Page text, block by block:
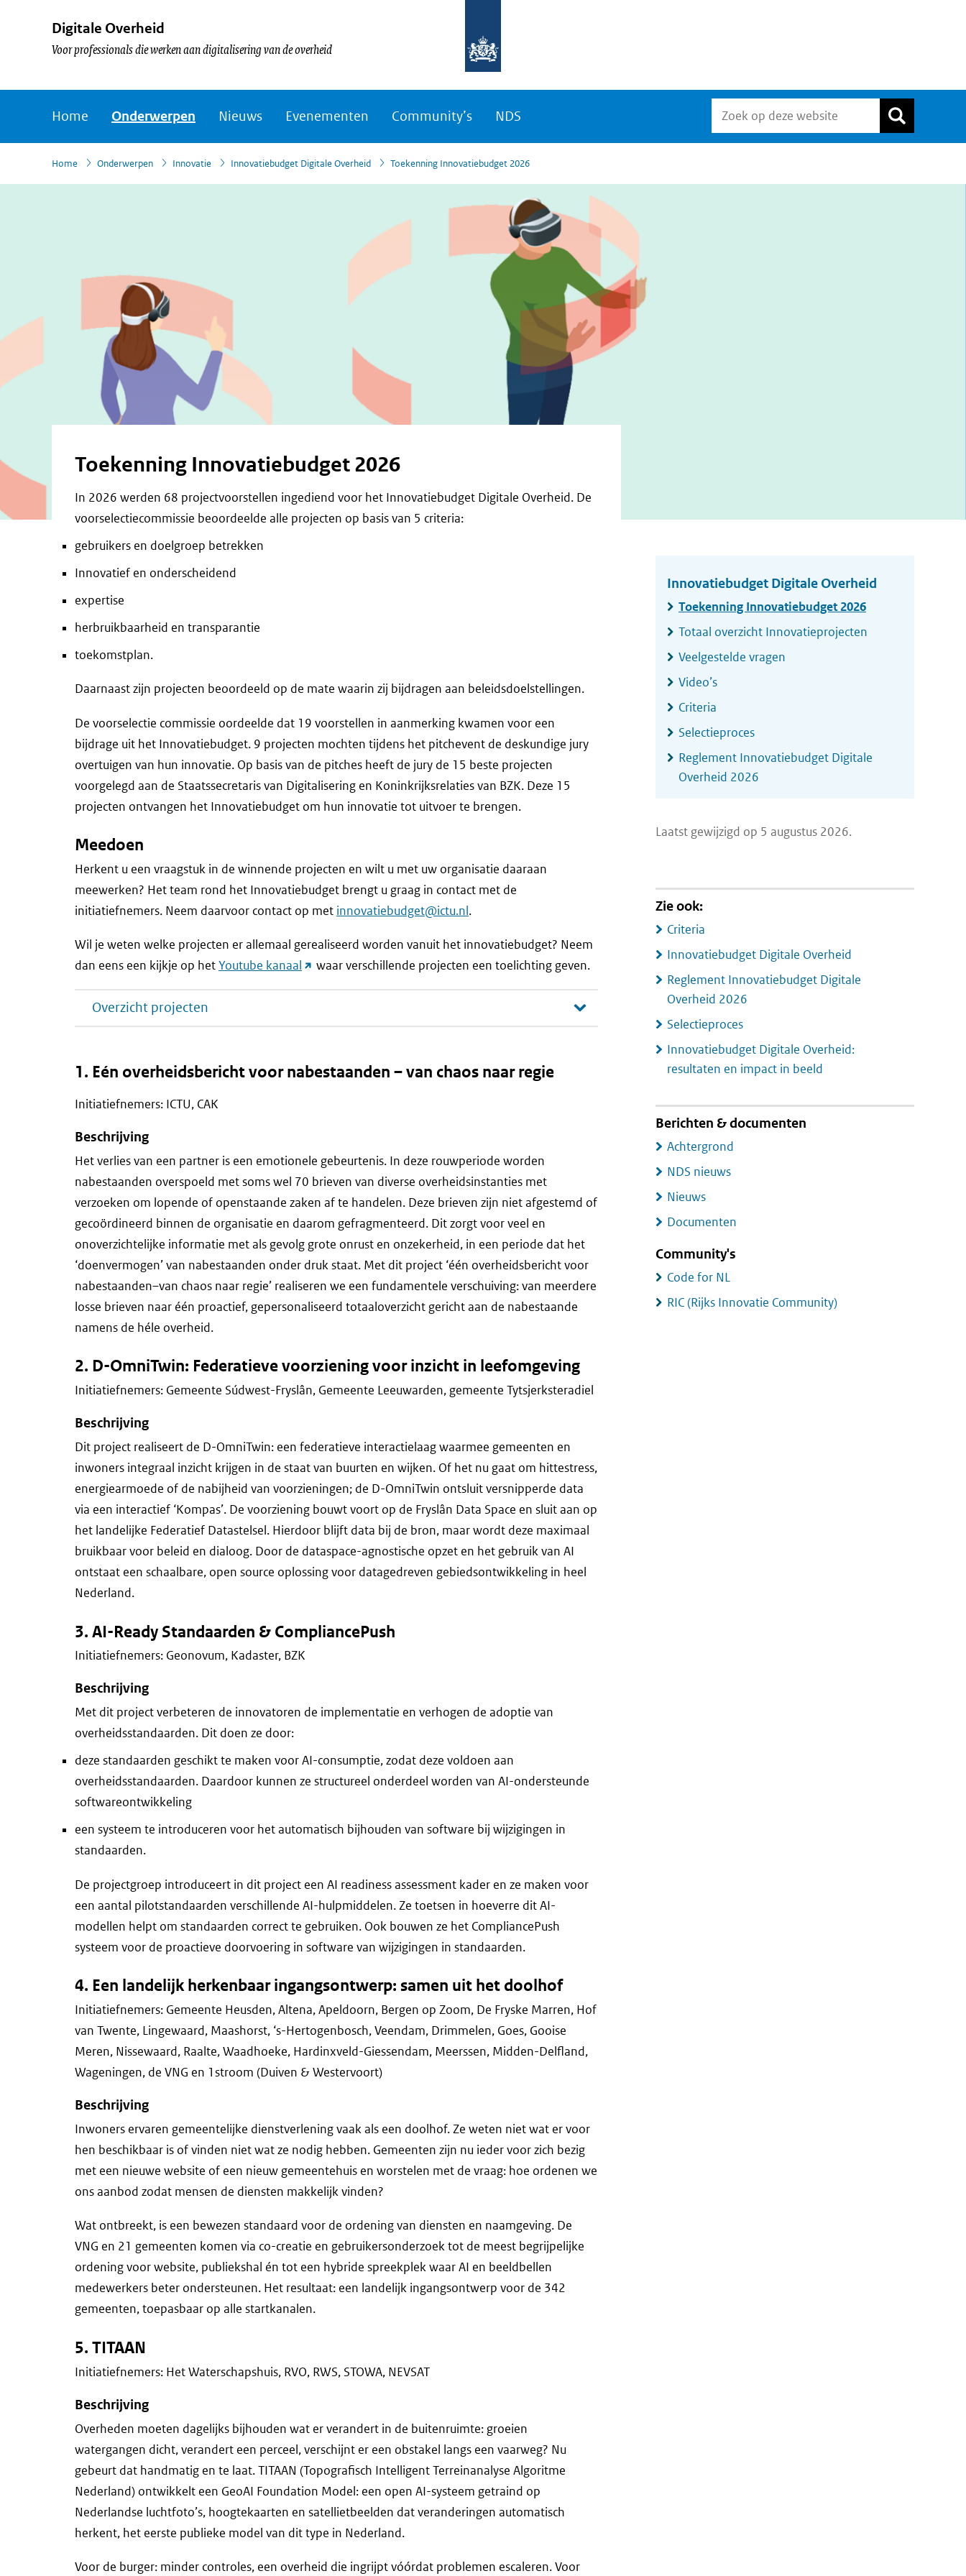
Digitale Overheid
Voor professionals die werken aan digitalisering van de overheid
Home Onderwerpen Nieuws Evenementen Community’s NDS
Home
› Onderwerpen
› Innovatie
› Innovatiebudget Digitale Overheid
› Toekenning Innovatiebudget 2026
Toekenning Innovatiebudget 2026
In 2026 werden 68 projectvoorstellen ingediend voor het Innovatiebudget Digitale Overheid. De
voorselectiecommissie beoordeelde alle projecten op basis van 5 criteria:
gebruikers en doelgroep betrekken
Innovatief en onderscheidend
expertise
herbruikbaarheid en transparantie
toekomstplan.
Daarnaast zijn projecten beoordeeld op de mate waarin zij bijdragen aan beleidsdoelstellingen.
De voorselectie commissie oordeelde dat 19 voorstellen in aanmerking kwamen voor een
bijdrage uit het Innovatiebudget. 9 projecten mochten tijdens het pitchevent de deskundige jury
overtuigen van hun innovatie. Op basis van de pitches heeft de jury de 15 beste projecten
voorgelegd aan de Staatssecretaris van Digitalisering en Koninkrijksrelaties van BZK. Deze 15
projecten ontvangen het Innovatiebudget om hun innovatie tot uitvoer te brengen.
Meedoen
Herkent u een vraagstuk in de winnende projecten en wilt u met uw organisatie daaraan
meewerken? Het team rond het Innovatiebudget brengt u graag in contact met de
initiatiefnemers. Neem daarvoor contact op met innovatiebudget@ictu.nl.
Wil je weten welke projecten er allemaal gerealiseerd worden vanuit het innovatiebudget? Neem
dan eens een kijkje op hetYoutube kanaal (link
naar
website)
waar verschillende projecten een toelichting geven.
Overzicht projecten
1. Eén overheidsbericht voor nabestaanden – van chaos naar regie
Initiatiefnemers: ICTU, CAK
Beschrijving
Het verlies van een partner is een emotionele gebeurtenis. In deze rouwperiode worden
nabestaanden overspoeld met soms wel 70 brieven van diverse overheidsinstanties met
verzoeken om lopende of openstaande zaken af te handelen. Deze brieven zijn niet afgestemd of
gecoördineerd binnen de organisatie en daarom gefragmenteerd. Dit zorgt voor veel en
onoverzichtelijke informatie met als gevolg grote onrust en onzekerheid, in een periode dat het
‘doenvermogen’ van nabestaanden onder druk staat. Met dit project ‘één overheidsbericht voor
nabestaanden–van chaos naar regie’ realiseren we een fundamentele verschuiving: van meerdere
losse brieven naar één proactief, gepersonaliseerd totaaloverzicht gericht aan de nabestaande
namens de héle overheid.
2. D-OmniTwin: Federatieve voorziening voor inzicht in leefomgeving
Initiatiefnemers: Gemeente Súdwest-Fryslân, Gemeente Leeuwarden, gemeente Tytsjerksteradiel
Beschrijving
Dit project realiseert de D-OmniTwin: een federatieve interactielaag waarmee gemeenten en
inwoners integraal inzicht krijgen in de staat van buurten en wijken. Of het nu gaat om hittestress,
energiearmoede of de nabijheid van voorzieningen; de D-OmniTwin ontsluit versnipperde data
via een interactief ‘Kompas’. De voorziening bouwt voort op de Fryslân Data Space en sluit aan op
het landelijke Federatief Datastelsel. Hierdoor blijft data bij de bron, maar wordt deze maximaal
bruikbaar voor beleid en dialoog. Door de dataspace-agnostische opzet en het gebruik van AI
ontstaat een schaalbare, open source oplossing voor datagedreven gebiedsontwikkeling in heel
Nederland.
3. AI-Ready Standaarden & CompliancePush
Initiatiefnemers: Geonovum, Kadaster, BZK
Beschrijving
Met dit project verbeteren de innovatoren de implementatie en verhogen de adoptie van
overheidsstandaarden. Dit doen ze door:
deze standaarden geschikt te maken voor AI-consumptie, zodat deze voldoen aan
overheidsstandaarden. Daardoor kunnen ze structureel onderdeel worden van AI-ondersteunde
softwareontwikkeling
een systeem te introduceren voor het automatisch bijhouden van software bij wijzigingen in
standaarden.
De projectgroep introduceert in dit project een AI readiness assessment kader en ze maken voor
een aantal pilotstandaarden verschillende AI-hulpmiddelen. Ze toetsen in hoeverre dit AI-
modellen helpt om standaarden correct te gebruiken. Ook bouwen ze het CompliancePush
systeem voor de proactieve doorvoering in software van wijzigingen in standaarden.
4. Een landelijk herkenbaar ingangsontwerp: samen uit het doolhof
Initiatiefnemers: Gemeente Heusden, Altena, Apeldoorn, Bergen op Zoom, De Fryske Marren, Hof
van Twente, Lingewaard, Maashorst, ‘s-Hertogenbosch, Veendam, Drimmelen, Goes, Gooise
Meren, Nissewaard, Raalte, Waadhoeke, Hardinxveld-Giessendam, Meerssen, Midden-Delfland,
Wageningen, de VNG en 1stroom (Duiven & Westervoort)
Beschrijving
Inwoners ervaren gemeentelijke dienstverlening vaak als een doolhof. Ze weten niet wat er voor
hen beschikbaar is of vinden niet wat ze nodig hebben. Gemeenten zijn nu ieder voor zich bezig
met een nieuwe website of een nieuw gemeentehuis en worstelen met de vraag: hoe ordenen we
ons aanbod zodat mensen de diensten makkelijk vinden?
Wat ontbreekt, is een bewezen standaard voor de ordening van diensten en naamgeving. De
VNG en 21 gemeenten komen via co-creatie en gebruikersonderzoek tot de meest begrijpelijke
ordening voor website, publiekshal én tot een hybride spreekplek waar AI en beeldbellen
medewerkers beter ondersteunen. Het resultaat: een landelijk ingangsontwerp voor de 342
gemeenten, toepasbaar op alle startkanalen.
5. TITAAN
Initiatiefnemers: Het Waterschapshuis, RVO, RWS, STOWA, NEVSAT
Beschrijving
Overheden moeten dagelijks bijhouden wat er verandert in de buitenruimte: groeien
watergangen dicht, verandert een perceel, verschijnt er een obstakel langs een vaarweg? Nu
gebeurt dat handmatig en te laat. TITAAN (Topografisch Intelligent Terreinanalyse Algoritme
Nederland) ontwikkelt een GeoAI Foundation Model: een open AI-systeem getraind op
Nederlandse luchtfoto’s, hoogtekaarten en satellietbeelden dat veranderingen automatisch
herkent, het eerste publieke model van dit type in Nederland.
Voor de burger: minder controles, een overheid die ingrijpt vóórdat problemen escaleren. Voor
Innovatiebudget Digitale Overheid
Toekenning Innovatiebudget 2026
Totaal overzicht Innovatieprojecten
Veelgestelde vragen
Video’s
Criteria
Selectieproces
Reglement Innovatiebudget Digitale
Overheid 2026
Laatst gewijzigd op 5 augustus 2026.
Zie ook:
Criteria
Innovatiebudget Digitale Overheid
Reglement Innovatiebudget Digitale
Overheid 2026
Selectieproces
Innovatiebudget Digitale Overheid:
resultaten en impact in beeld
Berichten & documenten
Achtergrond
NDS nieuws
Nieuws
Documenten
Community's
Code for NL
RIC (Rijks Innovatie Community)